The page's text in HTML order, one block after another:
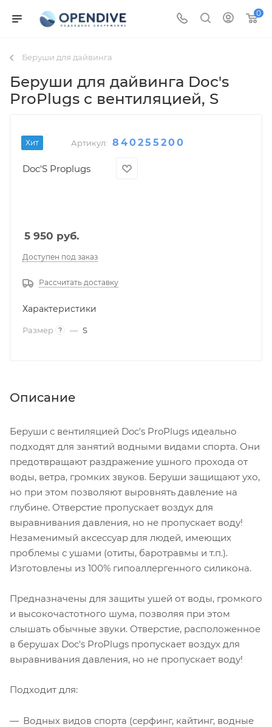
0
Беруши для дайвинга
Беруши для дайвинга Doc's
ProPlugs с вентиляцией, S
Хит Артикул: 840255200
Doc'S Proplugs
5 950 руб.
Доступен под заказ
Рассчитать доставку
Характеристики
Размер ? — S
Описание
Беруши с вентиляцией Doc's ProPlugs идеально
подходят для занятий водными видами спорта. Они
предотвращают раздражение ушного прохода от
воды, ветра, громких звуков. Беруши защищают ухо,
но при этом позволяют выровнять давление на
глубине. Отверстие пропускает воздух для
выравнивания давления, но не пропускает воду!
Незаменимый аксессуар для людей, имеющих
проблемы с ушами (отиты, баротравмы и т.п.).
Изготовлены из 100% гипоаллергенного силикона.
Предназначены для защиты ушей от воды, громкого
и высокочастотного шума, позволяя при этом
слышать обычные звуки. Отверстие, расположенное
в берушах Doc's ProPlugs пропускает воздух для
выравнивания давления, но не пропускает воду!
Подходит для:
Водных видов спорта (серфинг, кайтинг, водные